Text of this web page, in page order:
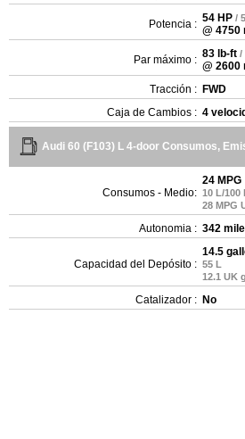
Potencia : 54 HP /
@ 4750
Par máximo : 83 lb-ft /
@ 2600
Tracción : FWD
Caja de Cambios : 4
Audi 60 (F103) L 4-door Consumos,
Consumos - Medio:
24 MPG
10 L/100
28 MPG
Autonomia : 342
Capacidad del Depósito :
14.5
55 L
12.1 UK
Catalizador : No